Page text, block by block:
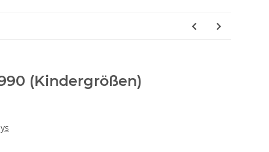
(Kindergrößen)